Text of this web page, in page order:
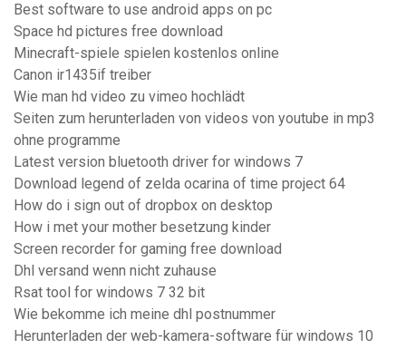
Best software to use android apps on pc
Space hd pictures free download
Minecraft-spiele spielen kostenlos online
Canon ir1435if treiber
Wie man hd video zu vimeo hochlädt
Seiten zum herunterladen von videos von youtube in mp3
ohne programme
Latest version bluetooth driver for windows 7
Download legend of zelda ocarina of time project 64
How do i sign out of dropbox on desktop
How i met your mother besetzung kinder
Screen recorder for gaming free download
Dhl versand wenn nicht zuhause
Rsat tool for windows 7 32 bit
Wie bekomme ich meine dhl postnummer
Herunterladen der web-kamera-software für windows 10